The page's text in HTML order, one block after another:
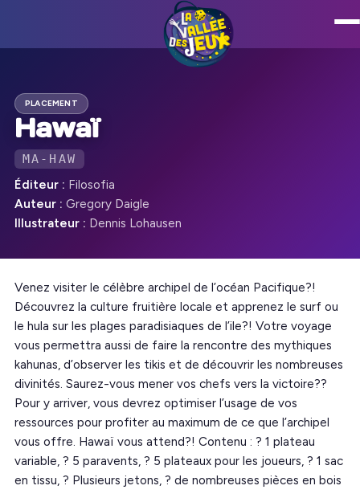
PLACEMENT
Hawaï
MA-HAW
Éditeur : Filosofia
Auteur : Gregory Daigle
Illustrateur : Dennis Lohausen
Venez visiter le célèbre archipel de l’océan Pacifique?!
Découvrez la culture fruitière locale et apprenez le surf ou
le hula sur les plages paradisiaques de l’ile?! Votre voyage
vous permettra aussi de faire la rencontre des mythiques
kahunas, d’observer les tikis et de découvrir les nombreuses
divinités. Saurez-vous mener vos chefs vers la victoire??
Pour y arriver, vous devrez optimiser l’usage de vos
ressources pour profiter au maximum de ce que l’archipel
vous offre. Hawaï vous attend?! Contenu : ? 1 plateau
variable, ? 5 paravents, ? 5 plateaux pour les joueurs, ? 1 sac
en tissu, ? Plusieurs jetons, ? de nombreuses pièces en bois